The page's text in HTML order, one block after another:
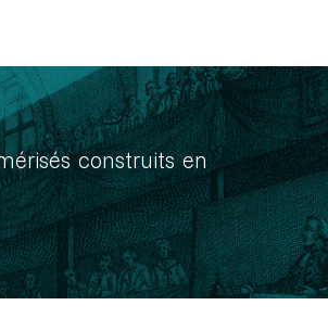
construits en